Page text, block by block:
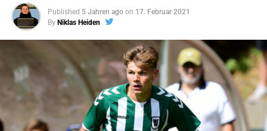
Published 5 Jahren ago on 17. Februar 2021
By Niklas Heiden